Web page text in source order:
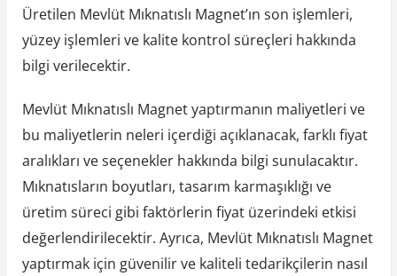
Üretilen Mevlüt Mıknatıslı Magnet’ın son işlemleri,
yüzey işlemleri ve kalite kontrol süreçleri hakkında
bilgi verilecektir.
Mevlüt Mıknatıslı Magnet yaptırmanın maliyetleri ve
bu maliyetlerin neleri içerdiği açıklanacak, farklı fiyat
aralıkları ve seçenekler hakkında bilgi sunulacaktır.
Mıknatısların boyutları, tasarım karmaşıklığı ve
üretim süreci gibi faktörlerin fiyat üzerindeki etkisi
değerlendirilecektir. Ayrıca, Mevlüt Mıknatıslı Magnet
yaptırmak için güvenilir ve kaliteli tedarikçilerin nasıl